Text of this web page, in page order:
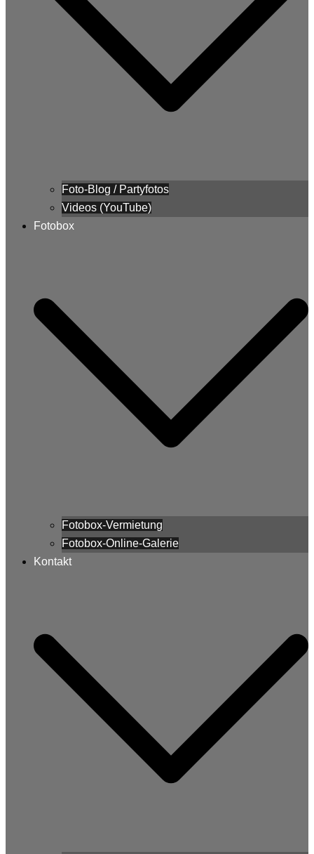
Foto-Blog / Partyfotos
Videos (YouTube)
Fotobox
Fotobox-Vermietung
Fotobox-Online-Galerie
Kontakt